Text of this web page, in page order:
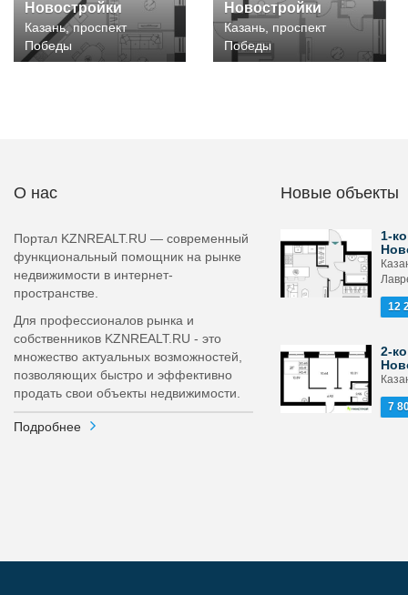
Новостройки
Казань, проспект
Победы
Новостройки
Казань, проспект
Победы
О нас
Портал KZNREALT.RU — современный
функциональный помощник на рынке
недвижимости в интернет-
пространстве.
Для профессионалов рынка и
собственников KZNREALT.RU - это
множество актуальных возможностей,
позволяющих быстро и эффективно
продать свои объекты недвижимости.
Подробнее
Новые объекты
1-
12
2-
7